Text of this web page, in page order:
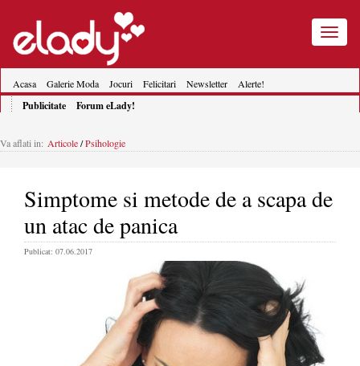
Toggle
Acasa Galerie Moda Jocuri Felicitari Newsletter Alerte!
Publicitate Forum eLady!
Va aflati in: Articole/Psihologie
Simptome si metode de a scapa de
un atac de panica
Publicat: 07.06.2017